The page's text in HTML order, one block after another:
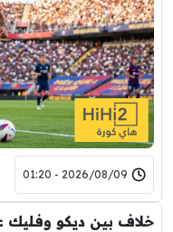
2026/08/09 - 01:20
خلاف بين ديكو وفليك